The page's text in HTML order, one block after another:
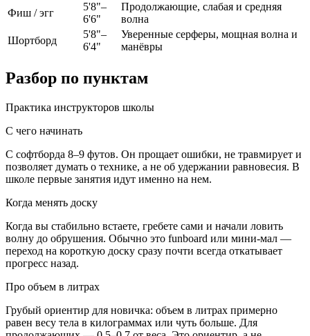
Фиш / эгг
5'8"–
6'6"
Продолжающие, слабая и средняя
волна
Шортборд
5'8"–
6'4"
Уверенные серферы, мощная волна и
манёвры
Разбор по пунктам
Практика инструкторов школы
С чего начинать
С софтборда 8–9 футов. Он прощает ошибки, не травмирует и
позволяет думать о технике, а не об удержании равновесия. В
школе первые занятия идут именно на нем.
Когда менять доску
Когда вы стабильно встаете, гребете сами и начали ловить
волну до обрушения. Обычно это funboard или мини-мал —
переход на короткую доску сразу почти всегда откатывает
прогресс назад.
Про объем в литрах
Грубый ориентир для новичка: объем в литрах примерно
равен весу тела в килограммах или чуть больше. Для